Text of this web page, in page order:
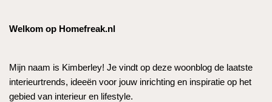
Welkom op Homefreak.nl
Mijn naam is Kimberley! Je vindt op deze woonblog de laatste
interieurtrends, ideeën voor jouw inrichting en inspiratie op het
gebied van interieur en lifestyle.